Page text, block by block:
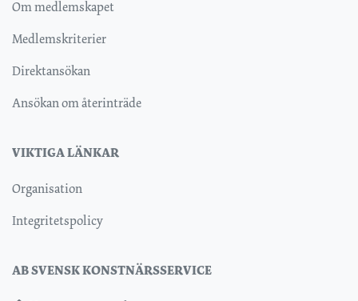
Om medlemskapet
Medlemskriterier
Direktansökan
Ansökan om återinträde
VIKTIGA LÄNKAR
Organisation
Integritetspolicy
AB SVENSK KONSTNÄRSSERVICE